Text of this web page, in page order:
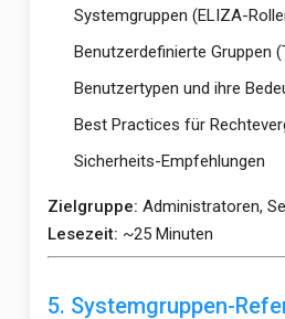
Systemgruppen (ELIZA-
Benutzerdefinierte Gruppen
Benutzertypen und ihre
Best Practices für
Sicherheits-Empfehlungen
Zielgruppe: Administratoren,
Lesezeit: ~25 Minuten
5. Systemgruppen-